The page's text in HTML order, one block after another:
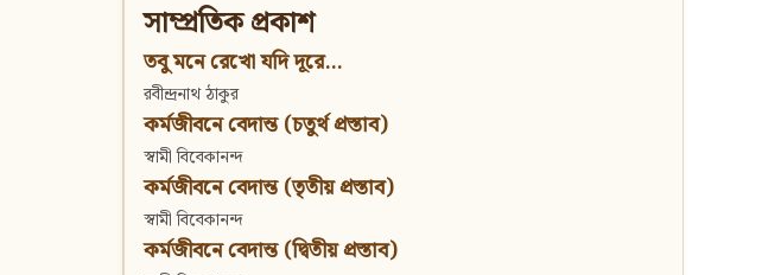
সাম্প্রতিক প্রকাশ
তবু মনে রেখো যদি দূরে...
রবীন্দ্রনাথ ঠাকুর
কর্মজীবনে বেদান্ত (চতুর্থ প্রস্তাব)
স্বামী বিবেকানন্দ
কর্মজীবনে বেদান্ত (তৃতীয় প্রস্তাব)
স্বামী বিবেকানন্দ
কর্মজীবনে বেদান্ত (দ্বিতীয় প্রস্তাব)